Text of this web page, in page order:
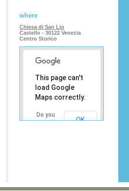
where
Chiesa di San Lio
Castello - 30122 Venezia
Centro Storico
This page can't
load Google
Maps correctly.
Do you
own this
OK